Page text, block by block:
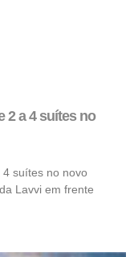
2 a 4 suítes no
suítes no novo
Lavvi em frente